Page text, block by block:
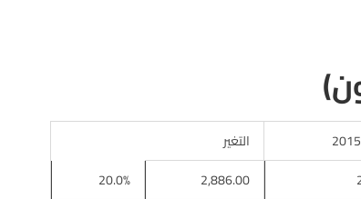
التغير‬
‎‫2,886.00
‎‫20.0%